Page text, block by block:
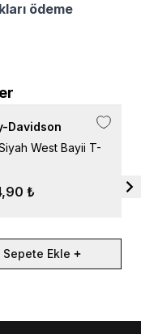
ödeme
Davidson
West Bayii T-
₺
Sepete Ekle